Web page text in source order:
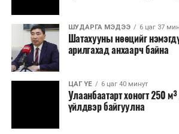
ШУДАРГА МЭДЭЭ 6 цаг 37
Шатахууны нөөцийг
арилгахад анхаарч байна
ЦАГ ҮЕ 6 цаг 40 минут
Улаанбаатарт хоногт 250
үйлдвэр байгуулна